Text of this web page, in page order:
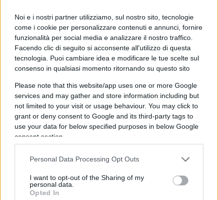
Noi e i nostri partner utilizziamo, sul nostro sito, tecnologie
come i cookie per personalizzare contenuti e annunci, fornire
funzionalità per social media e analizzare il nostro traffico.
Facendo clic di seguito si acconsente all'utilizzo di questa
tecnologia. Puoi cambiare idea e modificare le tue scelte sul
consenso in qualsiasi momento ritornando su questo sito
Please note that this website/app uses one or more Google
services and may gather and store information including but
not limited to your visit or usage behaviour. You may click to
grant or deny consent to Google and its third-party tags to
use your data for below specified purposes in below Google
consent section.
Personal Data Processing Opt Outs
I want to opt-out of the Sharing of my
personal data.
Opted In
inutili, pur di soddisfare i requisiti previsti dal
bonus e farsi pagare la tinteggiatura dallo Stato.
Conosco chi desiderava cambiare gli infissi di
casa propria (spesa 30 mila) ma, per rientrare nel
superbonus ha dovuto incappottare i muri e
installare il tetto fotovoltaico (spesa 200 mila).
perversa logica è stata quella di chi non bada a
sia raggiunto un buco di 38 miliardi non desta
Nobel in Economia per capirlo, ma basta avere il
buonsenso dell’economia esercitata da ogni buon